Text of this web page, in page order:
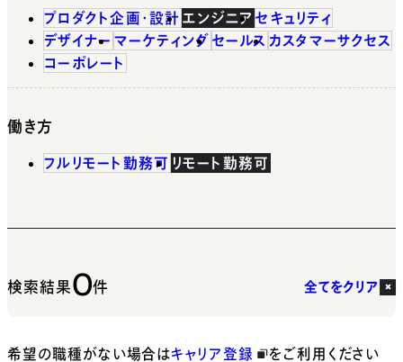
プロダクト企画・設計 エンジニア セキュリティ
デザイナー マーケティング セールス カスタマーサクセス
コーポレート
働き方
フルリモート勤務可 リモート勤務可
検索結果0件 全てをクリア
希望の職種がない場合はキャリア登録 をご利用ください